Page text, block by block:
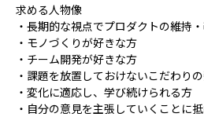
求める人物像
・長期的な視点でプロダクトの維持
・モノづくりが好きな方
・チーム開発が好きな方
・課題を放置しておけないこだわり
・変化に適応し、学び続けられる方
・自分の意見を主張していくことに